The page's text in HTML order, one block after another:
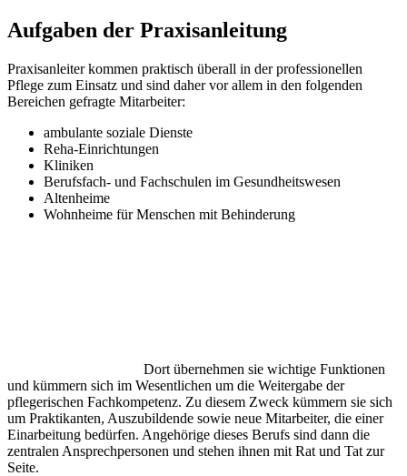
Aufgaben der Praxisanleitung
Praxisanleiter kommen praktisch überall in der professionellen
Pflege zum Einsatz und sind daher vor allem in den folgenden
Bereichen gefragte Mitarbeiter:
ambulante soziale Dienste
Reha-Einrichtungen
Kliniken
Berufsfach- und Fachschulen im Gesundheitswesen
Altenheime
Wohnheime für Menschen mit Behinderung
Dort übernehmen sie wichtige Funktionen
und kümmern sich im Wesentlichen um die Weitergabe der
pflegerischen Fachkompetenz. Zu diesem Zweck kümmern sie sich
um Praktikanten, Auszubildende sowie neue Mitarbeiter, die einer
Einarbeitung bedürfen. Angehörige dieses Berufs sind dann die
zentralen Ansprechpersonen und stehen ihnen mit Rat und Tat zur
Seite.